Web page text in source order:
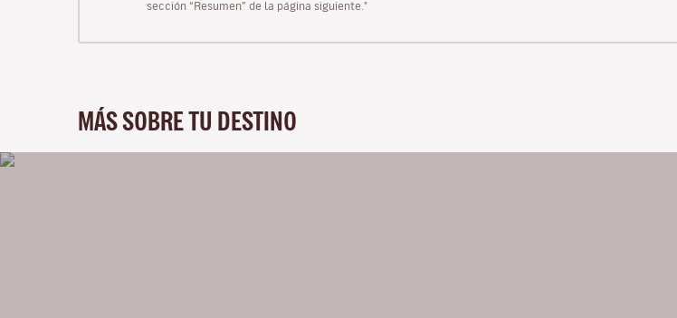
sección “Resumen” de la página siguiente."
MÁS SOBRE TU DESTINO